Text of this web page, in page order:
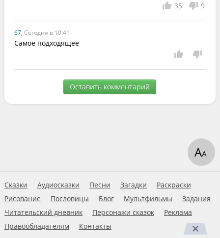
35
9
67, Сегодня в 10:41
Самое подходящее
Оставить комментарий
Сказки Аудиосказки Песни Загадки
Раскраски
Рисование
Пословицы Блог Мультфильмы
Задания
Читательский дневник
Персонажи сказок
Реклама
Правообладателям
Контакты
АА